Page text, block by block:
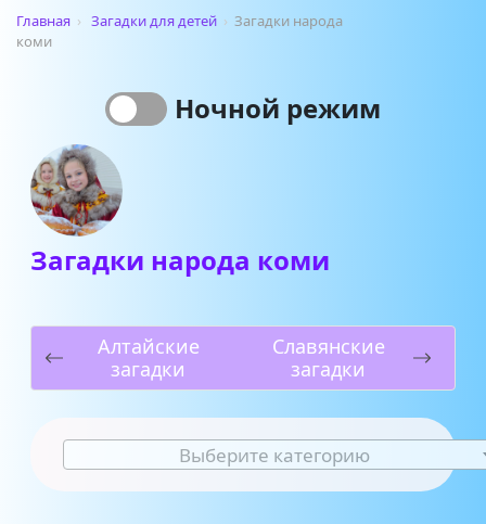
Главная › Загадки для детей › Загадки народа
коми
Ночной режим
Загадки народа коми
Алтайские
загадки
Славянские
загадки
Выберите категорию